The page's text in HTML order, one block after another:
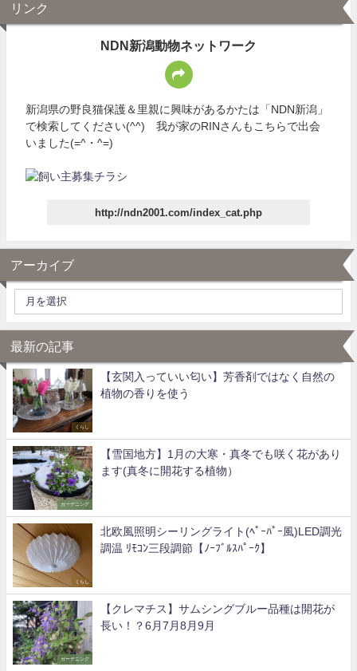
リンク
NDN新潟動物ネットワーク
新潟県の野良猫保護＆里親に興味があるかたは「NDN新潟」
で検索してください(^^) 我が家のRINさんもこちらで出会
いました(=^・^=)
http://ndn2001.com/index_cat.php
アーカイブ
最新の記事
くらし
【玄関入っていい匂い】芳香剤ではなく自然の
植物の香りを使う
ガーデニング
【雪国地方】1月の大寒・真冬でも咲く花があり
ます(真冬に開花する植物）
くらし
北欧風照明シーリングライト(ﾍﾟｰﾊﾟｰ風)LED調光
調温 ﾘﾓｺﾝ三段調節【ﾉｰﾌﾞﾙｽﾊﾟｰｸ】
ガーデニング
【クレマチス】サムシングブルー品種は開花が
長い！？6月7月8月9月